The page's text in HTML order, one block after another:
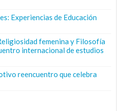
Experiencias de Educación
femenina y Filosofía
internacional de estudios
reencuentro que celebra